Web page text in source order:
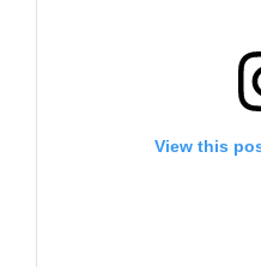
View this